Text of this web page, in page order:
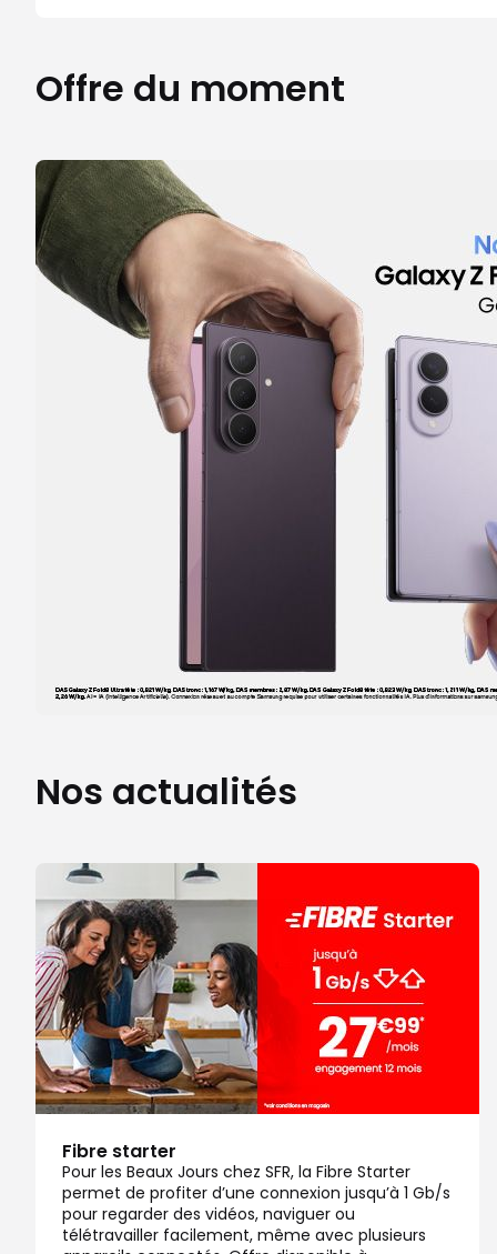
6.31 km
14/16 Place de la Liberte
59100 Roubaix
4,7/5Note de 4.7 sur 5
Certifié par Goodays
Fermé actuellement
Itinéraire
Prendre
Voir la boutique
Boutique SFR Leers
C Cial Leers Auchan
59115 Leers
Prendre
Boutique SFR Lille Rue Neuve
4,5/5 Note de 4.5 sur 5
Certifié par Goodays
Itinéraire
Prendre
Voir la boutique
7
8.33 km
Boutique SFR Faches Thumesnil
C Cial Faches Auchan
59155 Faches Thumesnil
4,5/5Note de 4.5 sur 5
132 avis
Certifié par Goodays
Ouvert de 10:00 - 18:00
Prendre
Voir la boutique
Offre du moment
Nos actualités
Fibre starter
Pour les Beaux Jours chez SFR, la Fibre Starter
permet de profiter d’une connexion jusqu’à 1 Gb/s
pour regarder des vidéos, naviguer ou
télétravailler facilement, même avec plusieurs